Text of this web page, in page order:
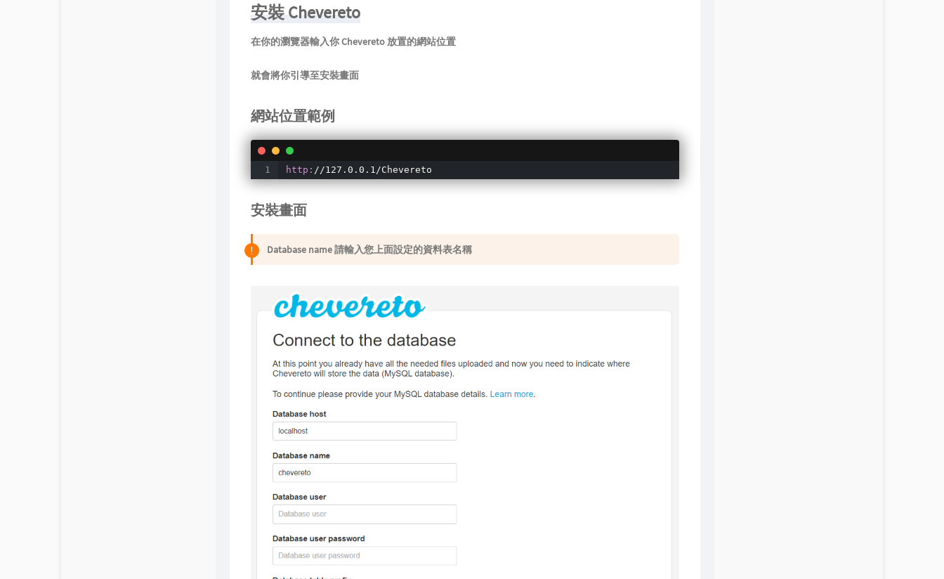
安裝 Chevereto
在你的瀏覽器輸入你 Chevereto 放置的網站位置
就會將你引導至安裝畫面
網站位置範例
http: //127.0.0.1/Chevereto
安裝畫面
Database name 請輸入您上面設定的資料表名稱